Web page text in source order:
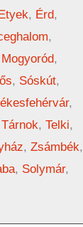
, Érd,
,
Mogyoród,
, Sóskút,
,
Tárnok, Telki,
, Zsámbék,
, Solymár,